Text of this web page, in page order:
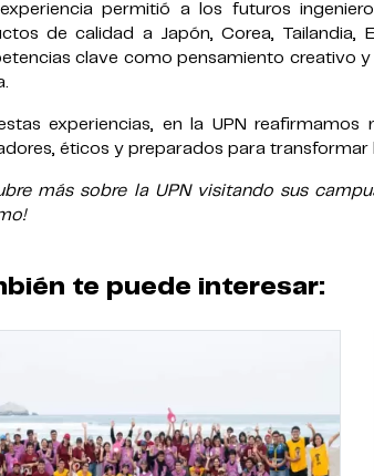
permitió a los futuros
de calidad a Japón, Corea, Tailandia,
clave como pensamiento creativo
experiencias, en la UPN
éticos y preparados para
más sobre la UPN visitando sus
te puede interesar: